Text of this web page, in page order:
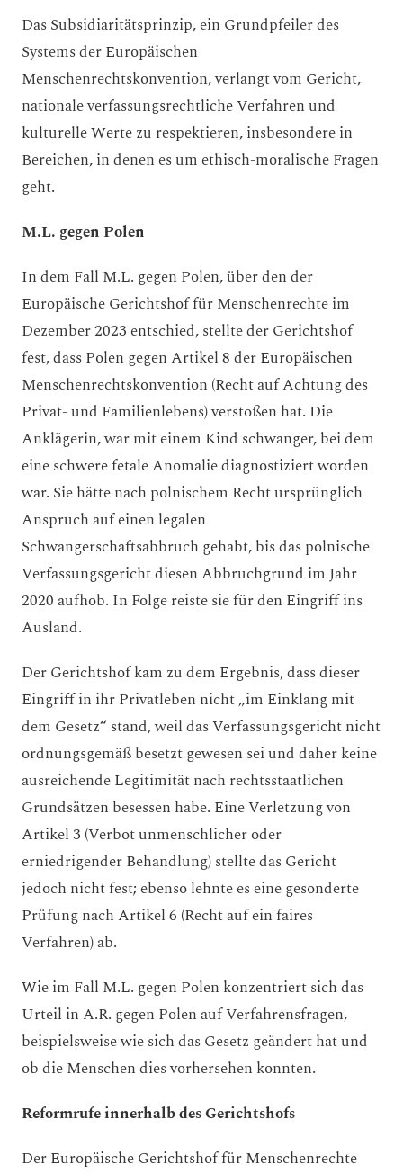
Das Subsidiaritätsprinzip, ein Grundpfeiler des
Systems der Europäischen
Menschenrechtskonvention, verlangt vom Gericht,
nationale verfassungsrechtliche Verfahren und
kulturelle Werte zu respektieren, insbesondere in
Bereichen, in denen es um ethisch-moralische Fragen
geht.
M.L. gegen Polen
In dem Fall M.L. gegen Polen, über den der
Europäische Gerichtshof für Menschenrechte im
Dezember 2023 entschied, stellte der Gerichtshof
fest, dass Polen gegen Artikel 8 der Europäischen
Menschenrechtskonvention (Recht auf Achtung des
Privat- und Familienlebens) verstoßen hat. Die
Anklägerin, war mit einem Kind schwanger, bei dem
eine schwere fetale Anomalie diagnostiziert worden
war. Sie hätte nach polnischem Recht ursprünglich
Anspruch auf einen legalen
Schwangerschaftsabbruch gehabt, bis das polnische
Verfassungsgericht diesen Abbruchgrund im Jahr
2020 aufhob. In Folge reiste sie für den Eingriff ins
Ausland.
Der Gerichtshof kam zu dem Ergebnis, dass dieser
Eingriff in ihr Privatleben nicht „im Einklang mit
dem Gesetz“ stand, weil das Verfassungsgericht nicht
ordnungsgemäß besetzt gewesen sei und daher keine
ausreichende Legitimität nach rechtsstaatlichen
Grundsätzen besessen habe. Eine Verletzung von
Artikel 3 (Verbot unmenschlicher oder
erniedrigender Behandlung) stellte das Gericht
jedoch nicht fest; ebenso lehnte es eine gesonderte
Prüfung nach Artikel 6 (Recht auf ein faires
Verfahren) ab.
Wie im Fall M.L. gegen Polen konzentriert sich das
Urteil in A.R. gegen Polen auf Verfahrensfragen,
beispielsweise wie sich das Gesetz geändert hat und
ob die Menschen dies vorhersehen konnten.
Reformrufe innerhalb des Gerichtshofs
Der Europäische Gerichtshof für Menschenrechte